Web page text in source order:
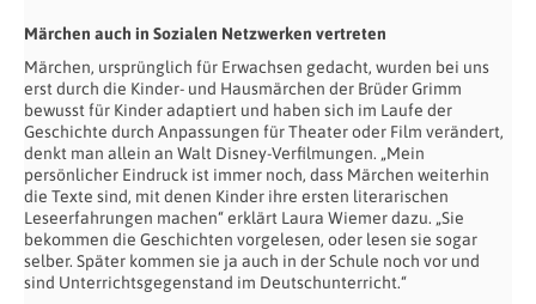
Märchen auch in Sozialen Netzwerken vertreten
Märchen, ursprünglich für Erwachsen gedacht, wurden bei uns
erst durch die Kinder- und Hausmärchen der Brüder Grimm
bewusst für Kinder adaptiert und haben sich im Laufe der
Geschichte durch Anpassungen für Theater oder Film verändert,
denkt man allein an Walt Disney-Verfilmungen. „Mein
persönlicher Eindruck ist immer noch, dass Märchen weiterhin
die Texte sind, mit denen Kinder ihre ersten literarischen
Leseerfahrungen machen“ erklärt Laura Wiemer dazu. „Sie
bekommen die Geschichten vorgelesen, oder lesen sie sogar
selber. Später kommen sie ja auch in der Schule noch vor und
sind Unterrichtsgegenstand im Deutschunterricht.“